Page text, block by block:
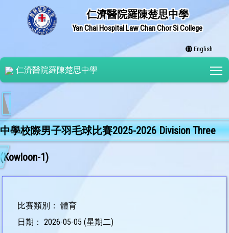
仁濟醫院羅陳楚思中學
Yan Chai Hospital Law Chan Chor Si College
English
仁濟醫院羅陳楚思中學
中學校際男子羽毛球比賽2025-2026 Division Three
(Kowloon-1)
比賽類別： 體育
日期： 2026-05-05 (星期二)